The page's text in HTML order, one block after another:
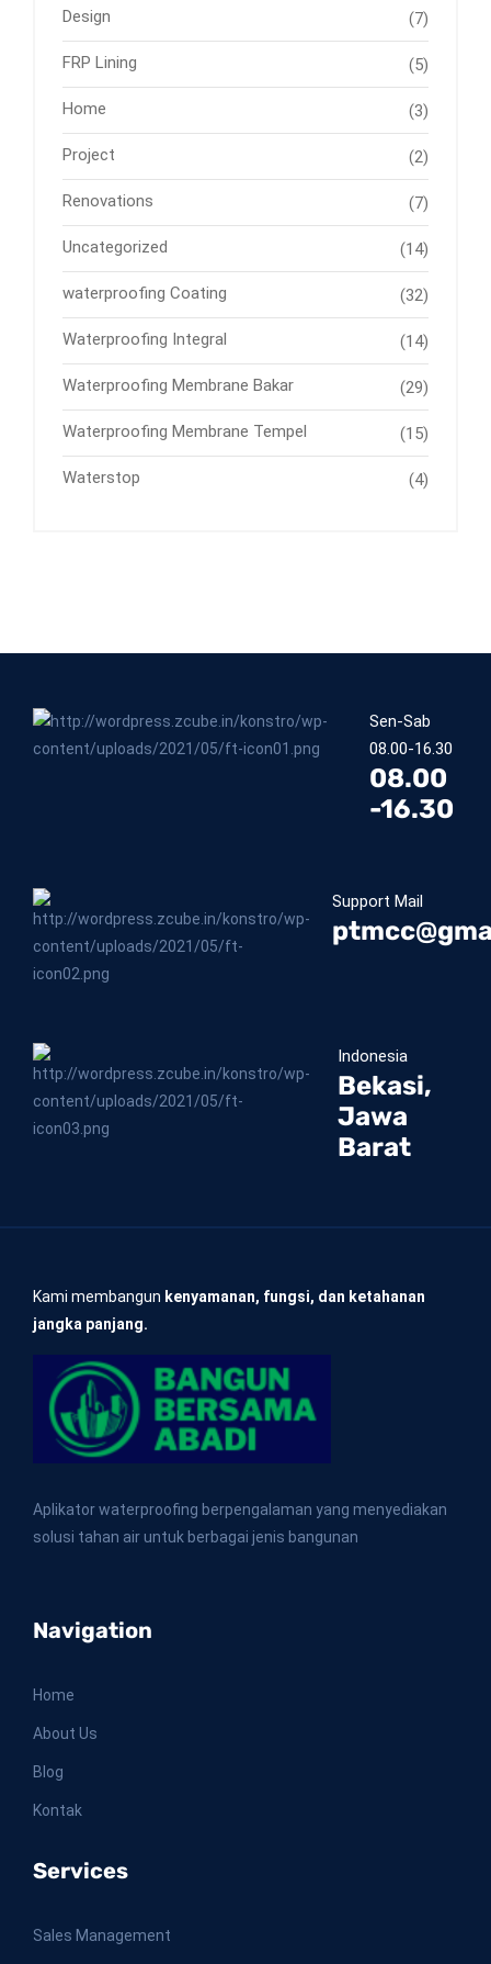
Design (7)
FRP Lining (5)
Home (3)
Project (2)
Renovations (7)
Uncategorized (14)
waterproofing Coating (32)
Waterproofing Integral (14)
Waterproofing Membrane Bakar (29)
Waterproofing Membrane Tempel (15)
Waterstop (4)
Sen-Sab
08.00-16.30
08.00
-16.30
Support Mail
Indonesia
Bekasi,
Jawa
Barat
Kami membangun kenyamanan, fungsi, dan ketahanan
jangka panjang.
Aplikator waterproofing berpengalaman yang menyediakan
solusi tahan air untuk berbagai jenis bangunan
Navigation
Home
About Us
Blog
Kontak
Services
Sales Management